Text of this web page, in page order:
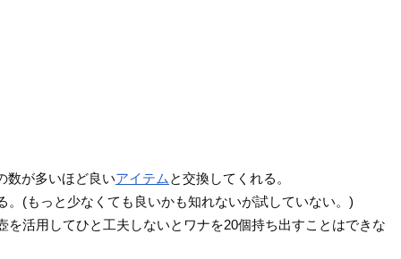
数が多いほど良いアイテム と交換してくれる。
(もっと少なくても良いかも知れないが試していない。)
活用してひと工夫しないとワナを20個持ち出すことはできな